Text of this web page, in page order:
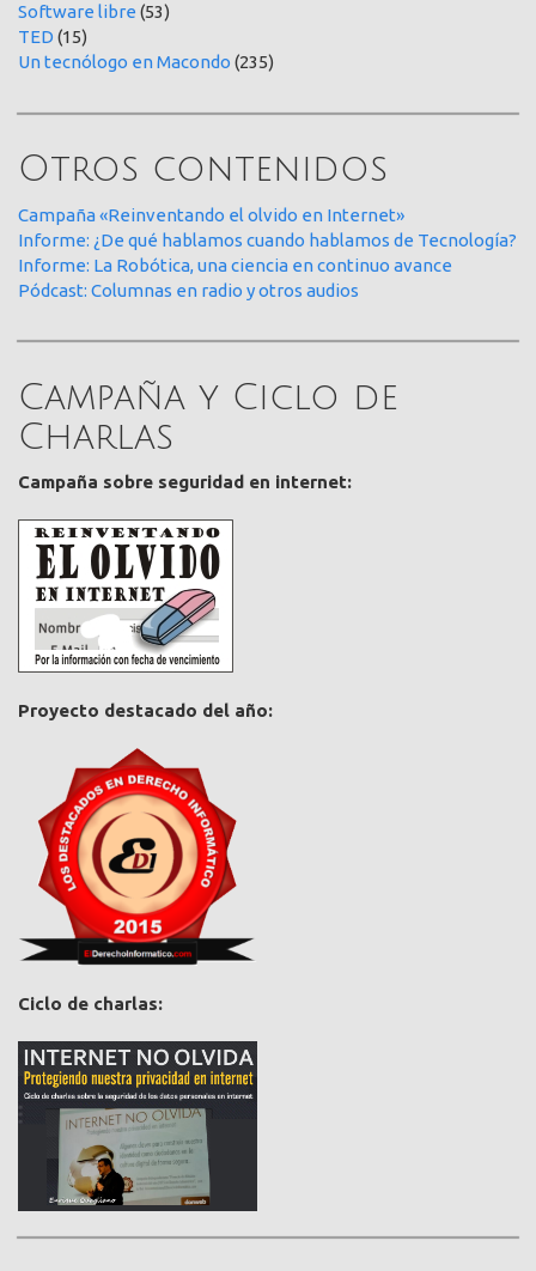
Software libre (53)
TED (15)
Un tecnólogo en Macondo (235)
Otros contenidos
Campaña «Reinventando el olvido en Internet»
Informe: ¿De qué hablamos cuando hablamos de Tecnología?
Informe: La Robótica, una ciencia en continuo avance
Pódcast: Columnas en radio y otros audios
Campaña y Ciclo de
Charlas
Campaña sobre seguridad en internet:
Proyecto destacado del año:
Ciclo de charlas: